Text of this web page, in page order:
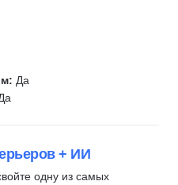
Да
+ ИИ
одну из самых